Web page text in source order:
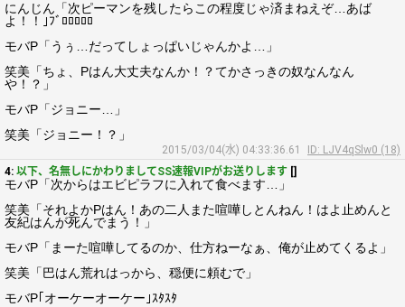
にんじん「次ピーマンを残したらこの程度じゃ済まねえぞ…あば
よ！！｣ﾌﾞﾛﾛﾛﾛﾛ
モバP「うぅ…だってしょっぱいじゃんかよ…」
笑美「ちょ、Pはん大丈夫なんか！？てかさっきの奴なんなん
や！？」
モバP「ジョニー…」
笑美「ジョニー！？」
2015/03/04(水) 04:33:36.61
ID: LJV4qSlw0 (18)
4: 以下、名無しにかわりましてSS速報VIPがお送りします []
モバP「次からはエビピラフに入れて食べます…」
笑美「それよかPはん！あの二人また喧嘩しとんねん！はよ止めんと
友紀はんが死んでまう！」
モバP「まーた喧嘩してるのか、仕方ねーなぁ、俺が止めてくるよ」
笑美「巴はん荒れはっから、穏便に頼むで」
モバP｢オーケーオーケー｣ｽﾀｽﾀ